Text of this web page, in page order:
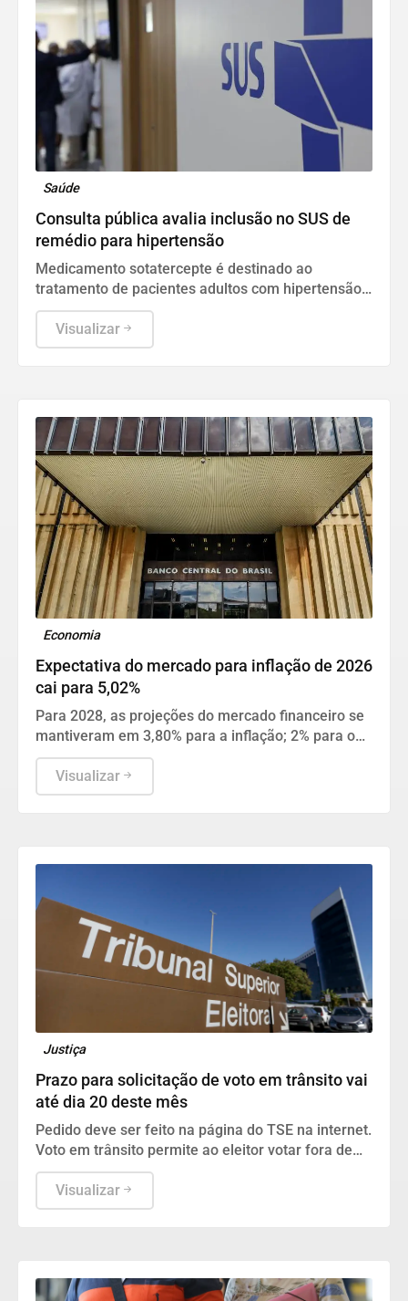
Saúde
Consulta pública avalia inclusão no SUS de
remédio para hipertensão
Medicamento sotatercepte é destinado ao
tratamento de pacientes adultos com hipertensão
arterial pulmonar (HAP).
Visualizar
Economia
Expectativa do mercado para inflação de 2026
cai para 5,02%
Para 2028, as projeções do mercado financeiro se
mantiveram em 3,80% para a inflação; 2% para o
PIB; 5,30% para a cotação do dólar; e 10,50% para
a taxa Selic.
Visualizar
Justiça
Prazo para solicitação de voto em trânsito vai
até dia 20 deste mês
Pedido deve ser feito na página do TSE na internet.
Voto em trânsito permite ao eleitor votar fora de
sua cidade no dia da eleição.
Visualizar